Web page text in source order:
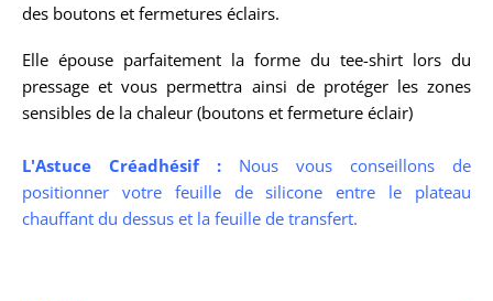
des boutons et fermetures éclairs.
Elle épouse parfaitement la forme du tee-shirt lors du
pressage et vous permettra ainsi de protéger les zones
sensibles de la chaleur (boutons et fermeture éclair)
L'Astuce Créadhésif : Nous vous conseillons de
positionner votre feuille de silicone entre le plateau
chauffant du dessus et la feuille de transfert.